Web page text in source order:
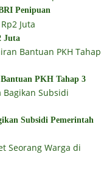
Penipuan
Juta
PKH Tahap 3
Subsidi Pemerintah